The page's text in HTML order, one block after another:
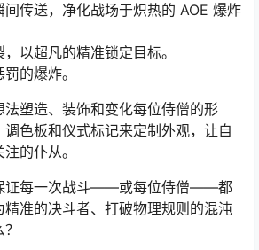
传送，净化战场于炽热的 AOE 爆炸
以超凡的精准锁定目标。
的爆炸。
塑造、装饰和变化每位侍僧的形
色板和仪式标记来定制外观，让自
的仆从。
证每一次战斗——或每位侍僧——都
精准的决斗者、打破物理规则的混沌